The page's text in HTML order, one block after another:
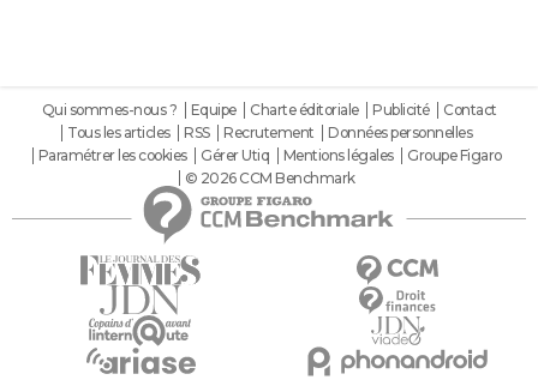
Qui sommes-nous ? Equipe Charte éditoriale Publicité
Contact
Tous les articles
RSS Recrutement
Données personnelles
Paramétrer les cookies
Gérer Utiq Mentions légales
Groupe Figaro
© 2026 CCM Benchmark